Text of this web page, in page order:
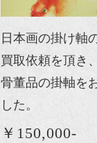
日本画の掛け軸
買取依頼を頂き
骨董品の掛軸を
した。
￥150,000-